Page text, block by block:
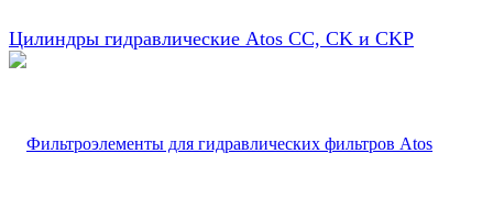
Цилиндры гидравлические Atos CC, CK и CKP